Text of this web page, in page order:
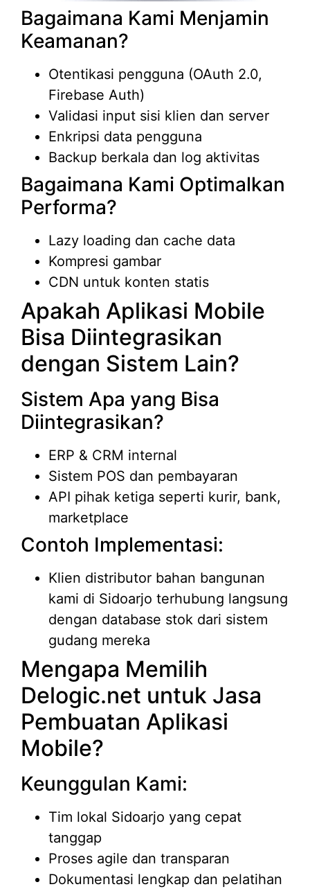
Bagaimana Kami Menjamin
Keamanan?
Otentikasi pengguna (OAuth 2.0,
Firebase Auth)
Validasi input sisi klien dan server
Enkripsi data pengguna
Backup berkala dan log aktivitas
Bagaimana Kami Optimalkan
Performa?
Lazy loading dan cache data
Kompresi gambar
CDN untuk konten statis
Apakah Aplikasi Mobile
Bisa Diintegrasikan
dengan Sistem Lain?
Sistem Apa yang Bisa
Diintegrasikan?
ERP & CRM internal
Sistem POS dan pembayaran
API pihak ketiga seperti kurir, bank,
marketplace
Contoh Implementasi:
Klien distributor bahan bangunan
kami di Sidoarjo terhubung langsung
dengan database stok dari sistem
gudang mereka
Mengapa Memilih
Delogic.net untuk Jasa
Pembuatan Aplikasi
Mobile?
Keunggulan Kami:
Tim lokal Sidoarjo yang cepat
tanggap
Proses agile dan transparan
Dokumentasi lengkap dan pelatihan